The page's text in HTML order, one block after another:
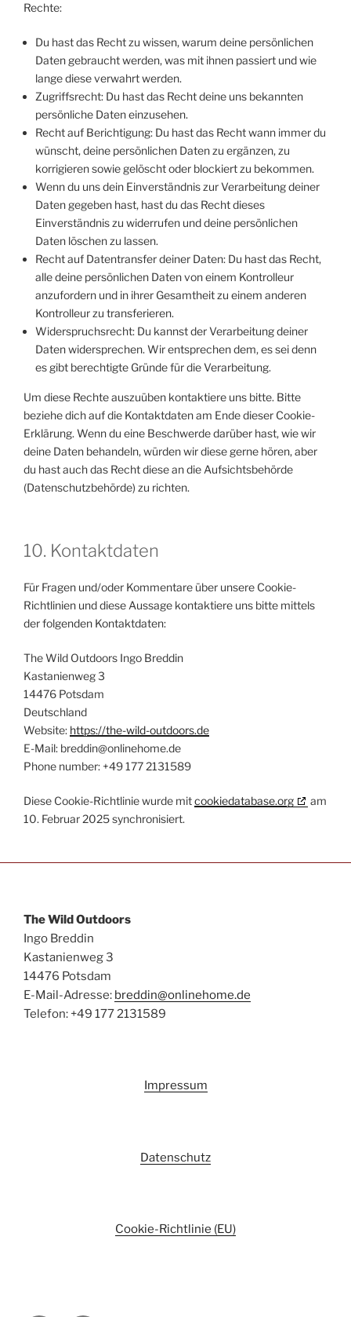
Rechte:
Du hast das Recht zu wissen, warum deine persönlichen
Daten gebraucht werden, was mit ihnen passiert und wie
lange diese verwahrt werden.
Zugriffsrecht: Du hast das Recht deine uns bekannten
persönliche Daten einzusehen.
Recht auf Berichtigung: Du hast das Recht wann immer du
wünscht, deine persönlichen Daten zu ergänzen, zu
korrigieren sowie gelöscht oder blockiert zu bekommen.
Wenn du uns dein Einverständnis zur Verarbeitung deiner
Daten gegeben hast, hast du das Recht dieses
Einverständnis zu widerrufen und deine persönlichen
Daten löschen zu lassen.
Recht auf Datentransfer deiner Daten: Du hast das Recht,
alle deine persönlichen Daten von einem Kontrolleur
anzufordern und in ihrer Gesamtheit zu einem anderen
Kontrolleur zu transferieren.
Widerspruchsrecht: Du kannst der Verarbeitung deiner
Daten widersprechen. Wir entsprechen dem, es sei denn
es gibt berechtigte Gründe für die Verarbeitung.
Um diese Rechte auszuüben kontaktiere uns bitte. Bitte
beziehe dich auf die Kontaktdaten am Ende dieser Cookie-
Erklärung. Wenn du eine Beschwerde darüber hast, wie wir
deine Daten behandeln, würden wir diese gerne hören, aber
du hast auch das Recht diese an die Aufsichtsbehörde
(Datenschutzbehörde) zu richten.
10. Kontaktdaten
Für Fragen und/oder Kommentare über unsere Cookie-
Richtlinien und diese Aussage kontaktiere uns bitte mittels
der folgenden Kontaktdaten:
The Wild Outdoors Ingo Breddin
Kastanienweg 3
14476 Potsdam
Deutschland
Website: https://the-wild-outdoors.de
E-Mail: breddin@onlinehome.de
Phone number: +49 177 2131589
Diese Cookie-Richtlinie wurde mitcookiedatabase.org
am
10. Februar 2025 synchronisiert.
The Wild Outdoors
Ingo Breddin
Kastanienweg 3
14476 Potsdam
E-Mail-Adresse: breddin@onlinehome.de
Telefon: +49 177 2131589
Impressum
Datenschutz
Cookie-Richtlinie (EU)